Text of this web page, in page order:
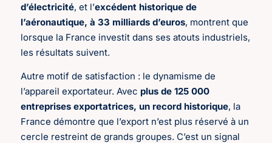
d’électricité, et l’excédent historique de
l’aéronautique, à 33 milliards d’euros, montrent que
lorsque la France investit dans ses atouts industriels,
les résultats suivent.
Autre motif de satisfaction : le dynamisme de
l’appareil exportateur. Avec plus de 125 000
entreprises exportatrices, un record historique, la
France démontre que l’export n’est plus réservé à un
cercle restreint de grands groupes. C’est un signal